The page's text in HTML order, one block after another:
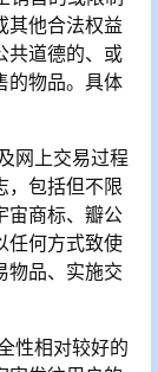
其他合法权益
共道德的、或
的物品。具体
网上交易过程
，包括但不限
宙商标、瓣公
任何方式致使
物品、实施交
性相对较好的